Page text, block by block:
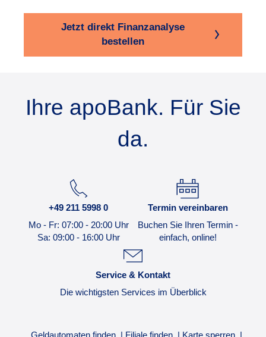
Jetzt direkt Finanzanalyse
bestellen
Ihre apoBank. Für Sie
da.
+49 211 5998 0
Mo - Fr: 07:00 - 20:00 Uhr
Sa: 09:00 - 16:00 Uhr
Termin vereinbaren
Buchen Sie Ihren Termin -
einfach, online!
Service & Kontakt
Die wichtigsten Services im Überblick
Geldautomaten finden Filiale finden
Karte sperren